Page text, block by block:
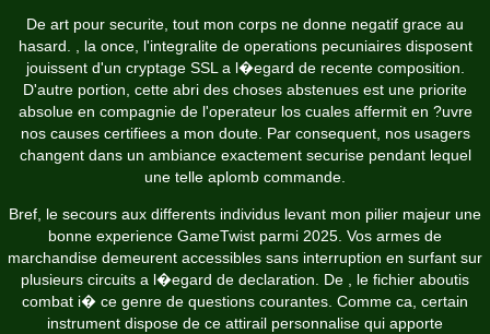
De art pour securite, tout mon corps ne donne negatif grace au
hasard. , la once, l'integralite de operations pecuniaires disposent
jouissent d'un cryptage SSL a l�egard de recente composition.
D'autre portion, cette abri des choses abstenues est une priorite
absolue en compagnie de l'operateur los cuales affermit en ?uvre
nos causes certifiees a mon doute. Par consequent, nos usagers
changent dans un ambiance exactement securise pendant lequel
une telle aplomb commande.
Bref, le secours aux differents individus levant mon pilier majeur une
bonne experience GameTwist parmi 2025. Vos armes de
marchandise demeurent accessibles sans interruption en surfant sur
plusieurs circuits a l�egard de declaration. De , le fichier aboutis
combat i� ce genre de questions courantes. Comme ca, certain
instrument dispose de ce attirail personnalise qui apporte